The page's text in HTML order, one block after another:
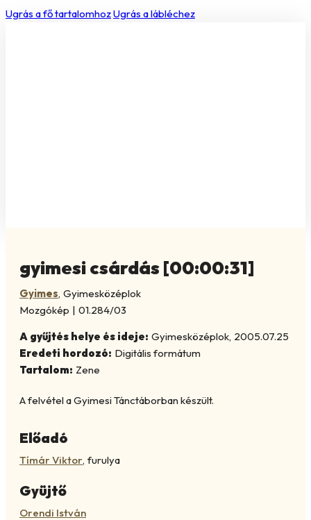
Ugrás a fő tartalomhozUgrás a lábléchez
gyimesi csárdás [00:00:31]
Gyimes, Gyimesközéplok
Mozgókép | 01.284/03
A gyűjtés helye és ideje: Gyimesközéplok, 2005.07.25
Eredeti hordozó: Digitális formátum
Tartalom: Zene
A felvétel a Gyimesi Tánctáborban készült.
Előadó
Tímár Viktor, furulya
Gyüjtő
Orendi István